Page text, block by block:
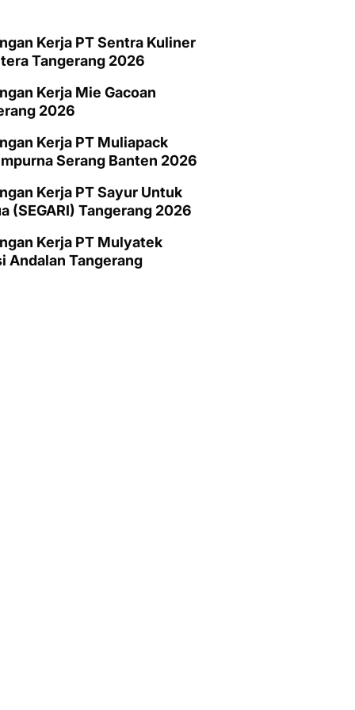
Kerja PT Sentra Kuliner
Tangerang 2026
Kerja Mie Gacoan
2026
Kerja PT Muliapack
Serang Banten 2026
Kerja PT Sayur Untuk
(SEGARI) Tangerang 2026
Kerja PT Mulyatek
Andalan Tangerang